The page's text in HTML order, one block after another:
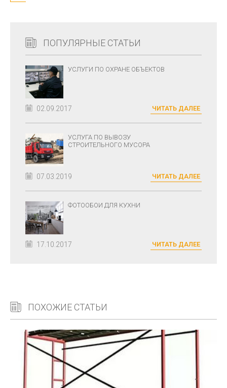
ПОПУЛЯРНЫЕ СТАТЬИ
УСЛУГИ ПО ОХРАНЕ ОБЪЕКТОВ
02.09.2017 ЧИТАТЬ ДАЛЕЕ
УСЛУГА ПО ВЫВОЗУ
СТРОИТЕЛЬНОГО МУСОРА
07.03.2019 ЧИТАТЬ ДАЛЕЕ
ФОТООБОИ ДЛЯ КУХНИ
17.10.2017 ЧИТАТЬ ДАЛЕЕ
ПОХОЖИЕ СТАТЬИ